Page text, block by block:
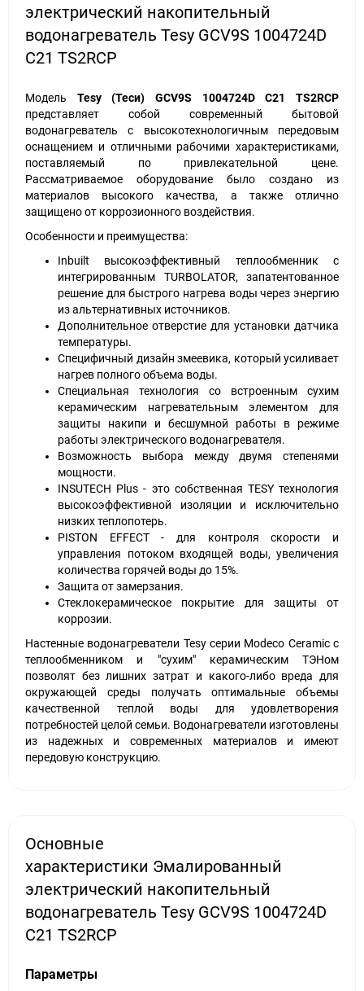
электрический накопительный
водонагреватель Tesy GCV9S 1004724D
C21 TS2RCP
Модель Tesy (Теси) GCV9S 1004724D C21 TS2RCP
представляет собой современный бытовой
водонагреватель с высокотехнологичным передовым
оснащением и отличными рабочими характеристиками,
поставляемый по привлекательной цене.
Рассматриваемое оборудование было создано из
материалов высокого качества, а также отлично
защищено от коррозионного воздействия.
Особенности и преимущества:
Inbuilt высокоэффективный теплообменник с
интегрированным TURBOLATOR, запатентованное
решение для быстрого нагрева воды через энергию
из альтернативных источников.
Дополнительное отверстие для установки датчика
температуры.
Специфичный дизайн змеевика, который усиливает
нагрев полного объема воды.
Специальная технология со встроенным сухим
керамическим нагревательным элементом для
защиты накипи и бесшумной работы в режиме
работы электрического водонагревателя.
Возможность выбора между двумя степенями
мощности.
INSUTECH Plus - это собственная TESY технология
высокоэффективной изоляции и исключительно
низких теплопотерь.
PISTON EFFECT - для контроля скорости и
управления потоком входящей воды, увеличения
количества горячей воды до 15%.
Защита от замерзания.
Стеклокерамическое покрытие для защиты от
коррозии.
Настенные водонагреватели Tesy серии Modeco Ceramic с
теплообменником и "сухим" керамическим ТЭНом
позволят без лишних затрат и какого-либо вреда для
окружающей среды получать оптимальные объемы
качественной теплой воды для удовлетворения
потребностей целой семьи. Водонагреватели изготовлены
из надежных и современных материалов и имеют
передовую конструкцию.
Основные
характеристики Эмалированный
электрический накопительный
водонагреватель Tesy GCV9S 1004724D
C21 TS2RCP
Параметры